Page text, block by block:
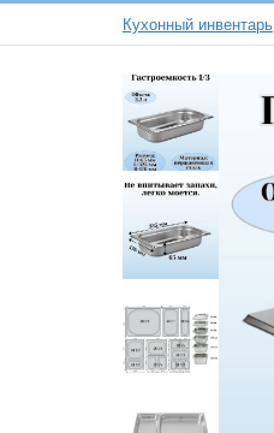
Кухонный инвентарь